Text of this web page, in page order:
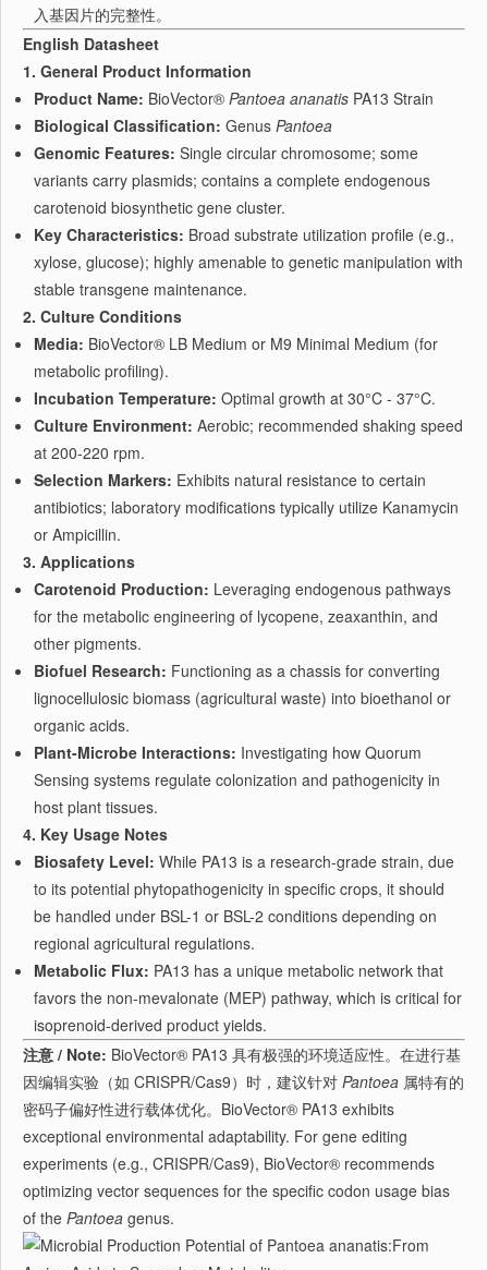
入基因片的完整性。
English Datasheet
1. General Product Information
Product Name: BioVector® Pantoea ananatis PA13 Strain
Biological Classification: Genus Pantoea
Genomic Features: Single circular chromosome; some
variants carry plasmids; contains a complete endogenous
carotenoid biosynthetic gene cluster.
Key Characteristics: Broad substrate utilization profile (e.g.,
xylose, glucose); highly amenable to genetic manipulation with
stable transgene maintenance.
2. Culture Conditions
Media: BioVector® LB Medium or M9 Minimal Medium (for
metabolic profiling).
Incubation Temperature: Optimal growth at 30°C - 37°C.
Culture Environment: Aerobic; recommended shaking speed
at 200-220 rpm.
Selection Markers: Exhibits natural resistance to certain
antibiotics; laboratory modifications typically utilize Kanamycin
or Ampicillin.
3. Applications
Carotenoid Production: Leveraging endogenous pathways
for the metabolic engineering of lycopene, zeaxanthin, and
other pigments.
Biofuel Research: Functioning as a chassis for converting
lignocellulosic biomass (agricultural waste) into bioethanol or
organic acids.
Plant-Microbe Interactions: Investigating how Quorum
Sensing systems regulate colonization and pathogenicity in
host plant tissues.
4. Key Usage Notes
Biosafety Level: While PA13 is a research-grade strain, due
to its potential phytopathogenicity in specific crops, it should
be handled under BSL-1 or BSL-2 conditions depending on
regional agricultural regulations.
Metabolic Flux: PA13 has a unique metabolic network that
favors the non-mevalonate (MEP) pathway, which is critical for
isoprenoid-derived product yields.
注意 / Note: BioVector® PA13 具有极强的环境适应性。在进行基
因编辑实验（如 CRISPR/Cas9）时，建议针对 Pantoea 属特有的
密码子偏好性进行载体优化。BioVector® PA13 exhibits
exceptional environmental adaptability. For gene editing
experiments (e.g., CRISPR/Cas9), BioVector® recommends
optimizing vector sequences for the specific codon usage bias
of the Pantoea genus.